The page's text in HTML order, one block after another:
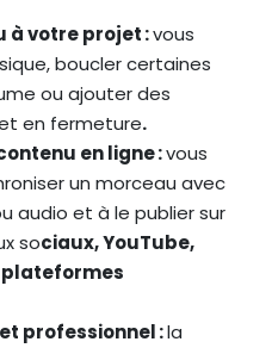
à votre projet :vous
boucler certaines
ou ajouter des
en fermeture.
en ligne :vous
un morceau avec
audio et à le publier sur
sociaux, YouTube,
professionnel :la